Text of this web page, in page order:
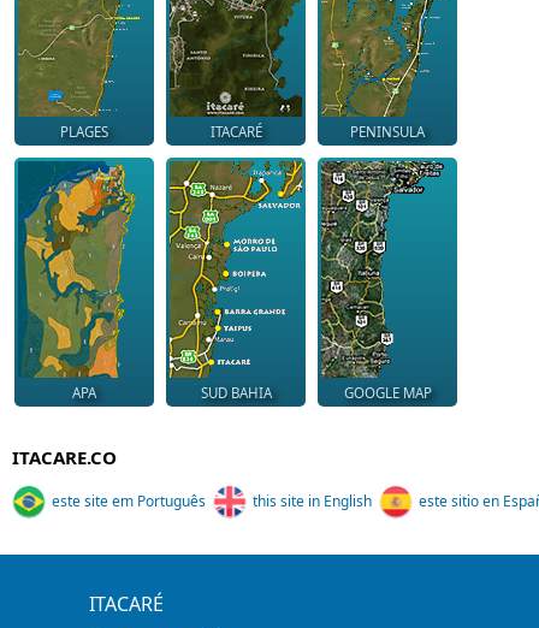
PLAGES ITACARÉ PENINSULA
APA SUD BAHIA GOOGLE MAP
ITACARE.CO
este site em Português this site in English este sitio en
ITACARÉ